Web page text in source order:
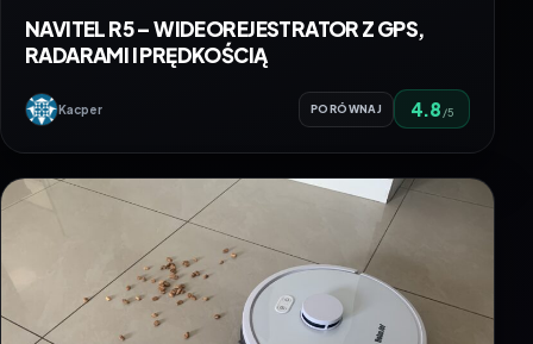
NAVITEL R5 – WIDEOREJESTRATOR Z GPS,
RADARAMI I PRĘDKOŚCIĄ
Kacper PORÓWNAJ 4.8 /5